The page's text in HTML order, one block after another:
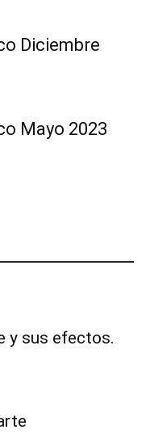
Diciembre
Mayo 2023
y sus efectos.